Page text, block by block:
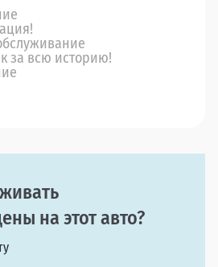
за всю историю!
на этот авто?